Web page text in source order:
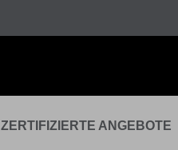
ZERTIFIZIERTE ANGEBOTE